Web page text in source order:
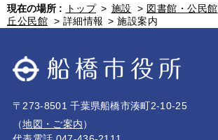
現在の場所 : トップ > 施設 > 図書館・公民館
丘公民館 > 詳細情報 > 施設案内
〒273-8501 千葉県船橋市湊町2-10-25
（地図・ご案内）